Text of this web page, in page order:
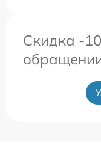
Скидка -